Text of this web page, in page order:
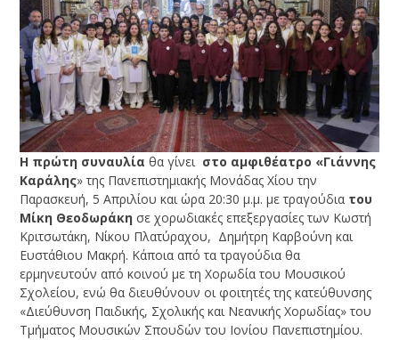
Η πρώτη συναυλία θα γίνει στο αμφιθέατρο «Γιάννης
Καράλης» της Πανεπιστημιακής Μονάδας Χίου την
Παρασκευή, 5 Απριλίου και ώρα 20:30 μ.μ. με τραγούδια του
Μίκη Θεοδωράκη σε χορωδιακές επεξεργασίες των Κωστή
Κριτσωτάκη, Νίκου Πλατύραχου, Δημήτρη Καρβούνη και
Ευστάθιου Μακρή. Κάποια από τα τραγούδια θα
ερμηνευτούν από κοινού με τη Χορωδία του Μουσικού
Σχολείου, ενώ θα διευθύνουν οι φοιτητές της κατεύθυνσης
«Διεύθυνση Παιδικής, Σχολικής και Νεανικής Χορωδίας» του
Τμήματος Μουσικών Σπουδών του Ιονίου Πανεπιστημίου.